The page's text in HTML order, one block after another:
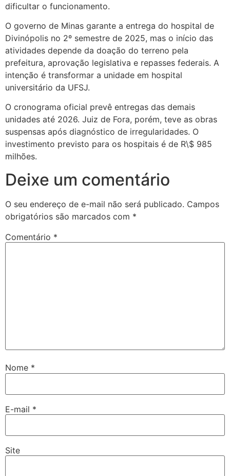
dificultar o funcionamento.
O governo de Minas garante a entrega do hospital de
Divinópolis no 2º semestre de 2025, mas o início das
atividades depende da doação do terreno pela
prefeitura, aprovação legislativa e repasses federais. A
intenção é transformar a unidade em hospital
universitário da UFSJ.
O cronograma oficial prevê entregas das demais
unidades até 2026. Juiz de Fora, porém, teve as obras
suspensas após diagnóstico de irregularidades. O
investimento previsto para os hospitais é de R\$ 985
milhões.
Deixe um comentário
O seu endereço de e-mail não será publicado. Campos
obrigatórios são marcados com *
Comentário *
Nome *
E-mail *
Site